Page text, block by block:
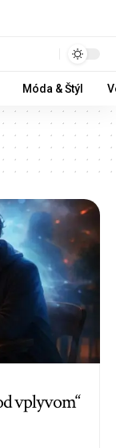
Móda & Štýl
vplyvom“